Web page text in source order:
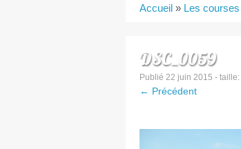
Accueil » Les courses
DSC_0059
Publié 22 juin 2015 - taille:
← Précédent